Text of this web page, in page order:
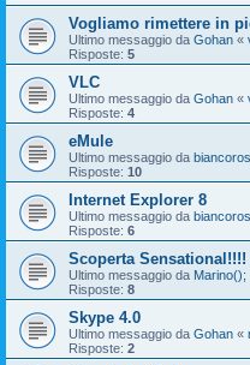
Vogliamo rimettere in
Ultimo messaggio da Gohan «
Risposte: 5
VLC
Ultimo messaggio da Gohan «
Risposte: 4
eMule
Ultimo messaggio da biancoros
Risposte: 10
Internet Explorer 8
Ultimo messaggio da biancoros
Risposte: 6
Scoperta Sensational!!!!
Ultimo messaggio da Marino();
Risposte: 8
Skype 4.0
Ultimo messaggio da Gohan «
Risposte: 2